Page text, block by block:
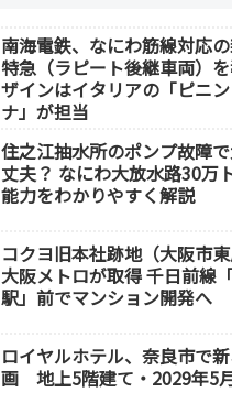
南海電鉄、なにわ筋線対応
特急（ラピート後継車両）
ザインはイタリアの「ピニ
ナ」が担当
住之江抽水所のポンプ故障
丈夫？ なにわ大放水路30万
能力をわかりやすく解説
コクヨ旧本社跡地（大阪市
大阪メトロが取得 千日前線
駅」前でマンション開発へ
ロイヤルホテル、奈良市で
画 地上5階建て・2029年5